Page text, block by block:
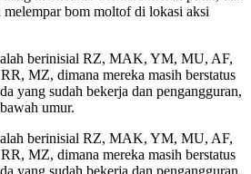
melempar bom moltof di lokasi aksi
berinisial RZ, MAK, YM, MU, AF,
MZ, dimana mereka masih berstatus
yang sudah bekerja dan pengangguran,
umur.
berinisial RZ, MAK, YM, MU, AF,
MZ, dimana mereka masih berstatus
yang sudah bekerja dan pengangguran,